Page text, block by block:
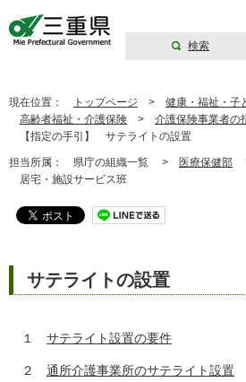
検索
現在位置： トップページ > 健康・福祉・子
高齢者福祉・介護保険 > 介護保険事業者の
【指定の手引】 サテライトの設置
担当所属： 県庁の組織一覧 > 医療保健部
居宅・施設サービス班
サテライトの設置
１ サテライト設置の要件
２ 通所介護事業所のサテライト設置